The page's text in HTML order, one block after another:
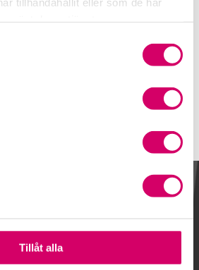
Tillåt alla